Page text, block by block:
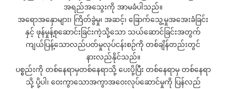
အရည်အသွေးကို အာမခံပါသည်။
အရောအနှောများ၊ ကြိတ်ခွဲမှု၊ အဆင့်၊ ခြောက်သွေ့မှုအအေးခံခြင်း
နှင့် ဖုန်မှုန့်စုဆောင်းခြင်းကဲ့သို့သော သယ်ဆောင်ခြင်းအတွက်
ကျယ်ပြန့်သောလည်ပတ်မှုလုပ်ငန်းစဉ်ကို တစ်ချိန်တည်းတွင်
နားလည်နိုင်သည်။
ပစ္စည်းကို တစ်နေရာမှတစ်နေရာသို့ ပေးပို့ပြီး တစ်နေရာမှ တစ်နေရာ
သို့ ပို့ပါ၊ ဝေးကွာသောအကွာအဝေးလုပ်ဆောင်မှုကို ပြန်လည်